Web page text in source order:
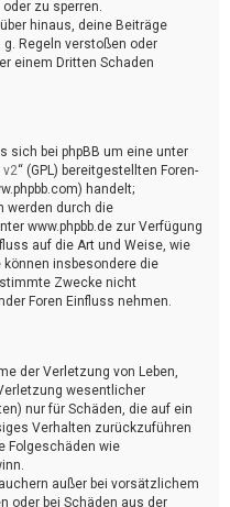
zu sperren.
hinaus, deine Beiträge
Regeln verstoßen oder
einem Dritten Schaden
sich bei phpBB um eine unter
v2“ (GPL) bereitgestellten Foren-
handelt;
werden durch die
www.phpbb.de zur Verfügung
auf die Art und Weise, wie
können insbesondere die
Zwecke nicht
Foren Einfluss nehmen.
der Verletzung von Leben,
wesentlicher
nur für Schäden, die auf ein
Verhalten zurückzuführen
Folgeschäden wie
außer bei vorsätzlichem
oder bei Schäden aus der